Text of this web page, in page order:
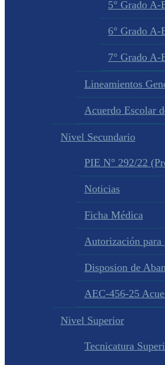
5° Grado A-
6° Grado A-
7° Grado A-
Lineamientos
Acuerdo Escolar
Nivel Secundario
PIE N° 292/22
Noticias
Ficha Médica
Autorización para
Disposion de
AEC-456-25
Nivel Superior
Tecnicatura